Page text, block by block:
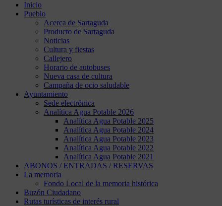
Inicio
Pueblo
Acerca de Sartaguda
Producto de Sartaguda
Noticias
Cultura y fiestas
Callejero
Horario de autobuses
Nueva casa de cultura
Campaña de ocio saludable
Ayuntamiento
Sede electrónica
Analítica Agua Potable 2026
Analítica Agua Potable 2025
Analítica Agua Potable 2024
Analítica Agua Potable 2023
Analítica Agua Potable 2022
Analítica Agua Potable 2021
ABONOS / ENTRADAS / RESERVAS
La memoria
Fondo Local de la memoria histórica
Buzón Ciudadano
Rutas turísticas de interés rural